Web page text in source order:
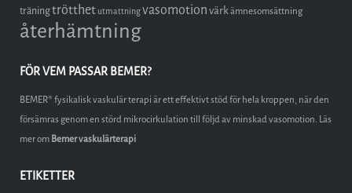
träningtrötthet utmattningvasomotionvärkämnesomsättning
återhämtning
FÖR VEM PASSAR BEMER?
BEMER® fysikalisk vaskulär terapi är ett effektivt stöd för hela kroppen, när den
försämras genom en störd mikrocirkulation till följd av minskad vasomotion. Läs
mer omBemer vaskulärterapi
ETIKETTER